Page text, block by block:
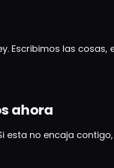
Escribimos las
ahora
no encaja